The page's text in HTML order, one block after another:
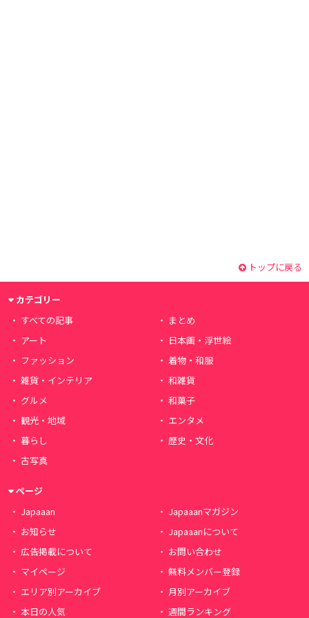
トップに戻る
カテゴリー
すべての記事
まとめ
アート
日本画・浮世絵
ファッション
着物・和服
雑貨・インテリア
和雑貨
グルメ
和菓子
観光・地域
エンタメ
暮らし
歴史・文化
古写真
ページ
Japaaan
Japaaanマガジン
お知らせ
Japaaanについて
広告掲載について
お問い合わせ
マイページ
無料メンバー登録
エリア別アーカイブ
月別アーカイブ
本日の人気
週間ランキング